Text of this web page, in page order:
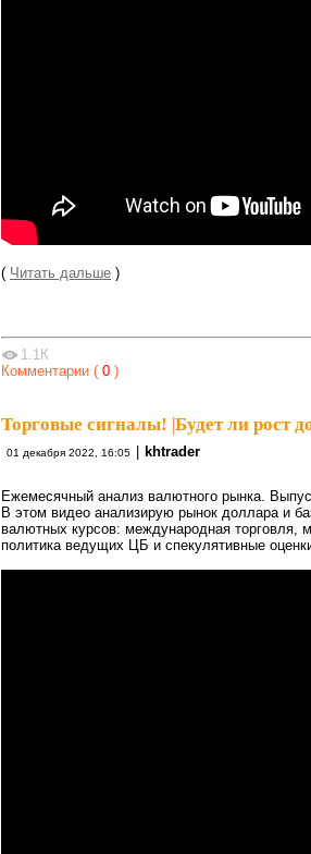
( Читать дальше )
1.1К
Комментарии ( 0 )
Торговые сигналы! |Будет ли рост
01 декабря 2022, 16:05 | khtrader
Ежемесячный анализ валютного рынка.
В этом видео анализирую рынок доллара и
валютных курсов: международная торговля,
политика ведущих ЦБ и спекулятивные